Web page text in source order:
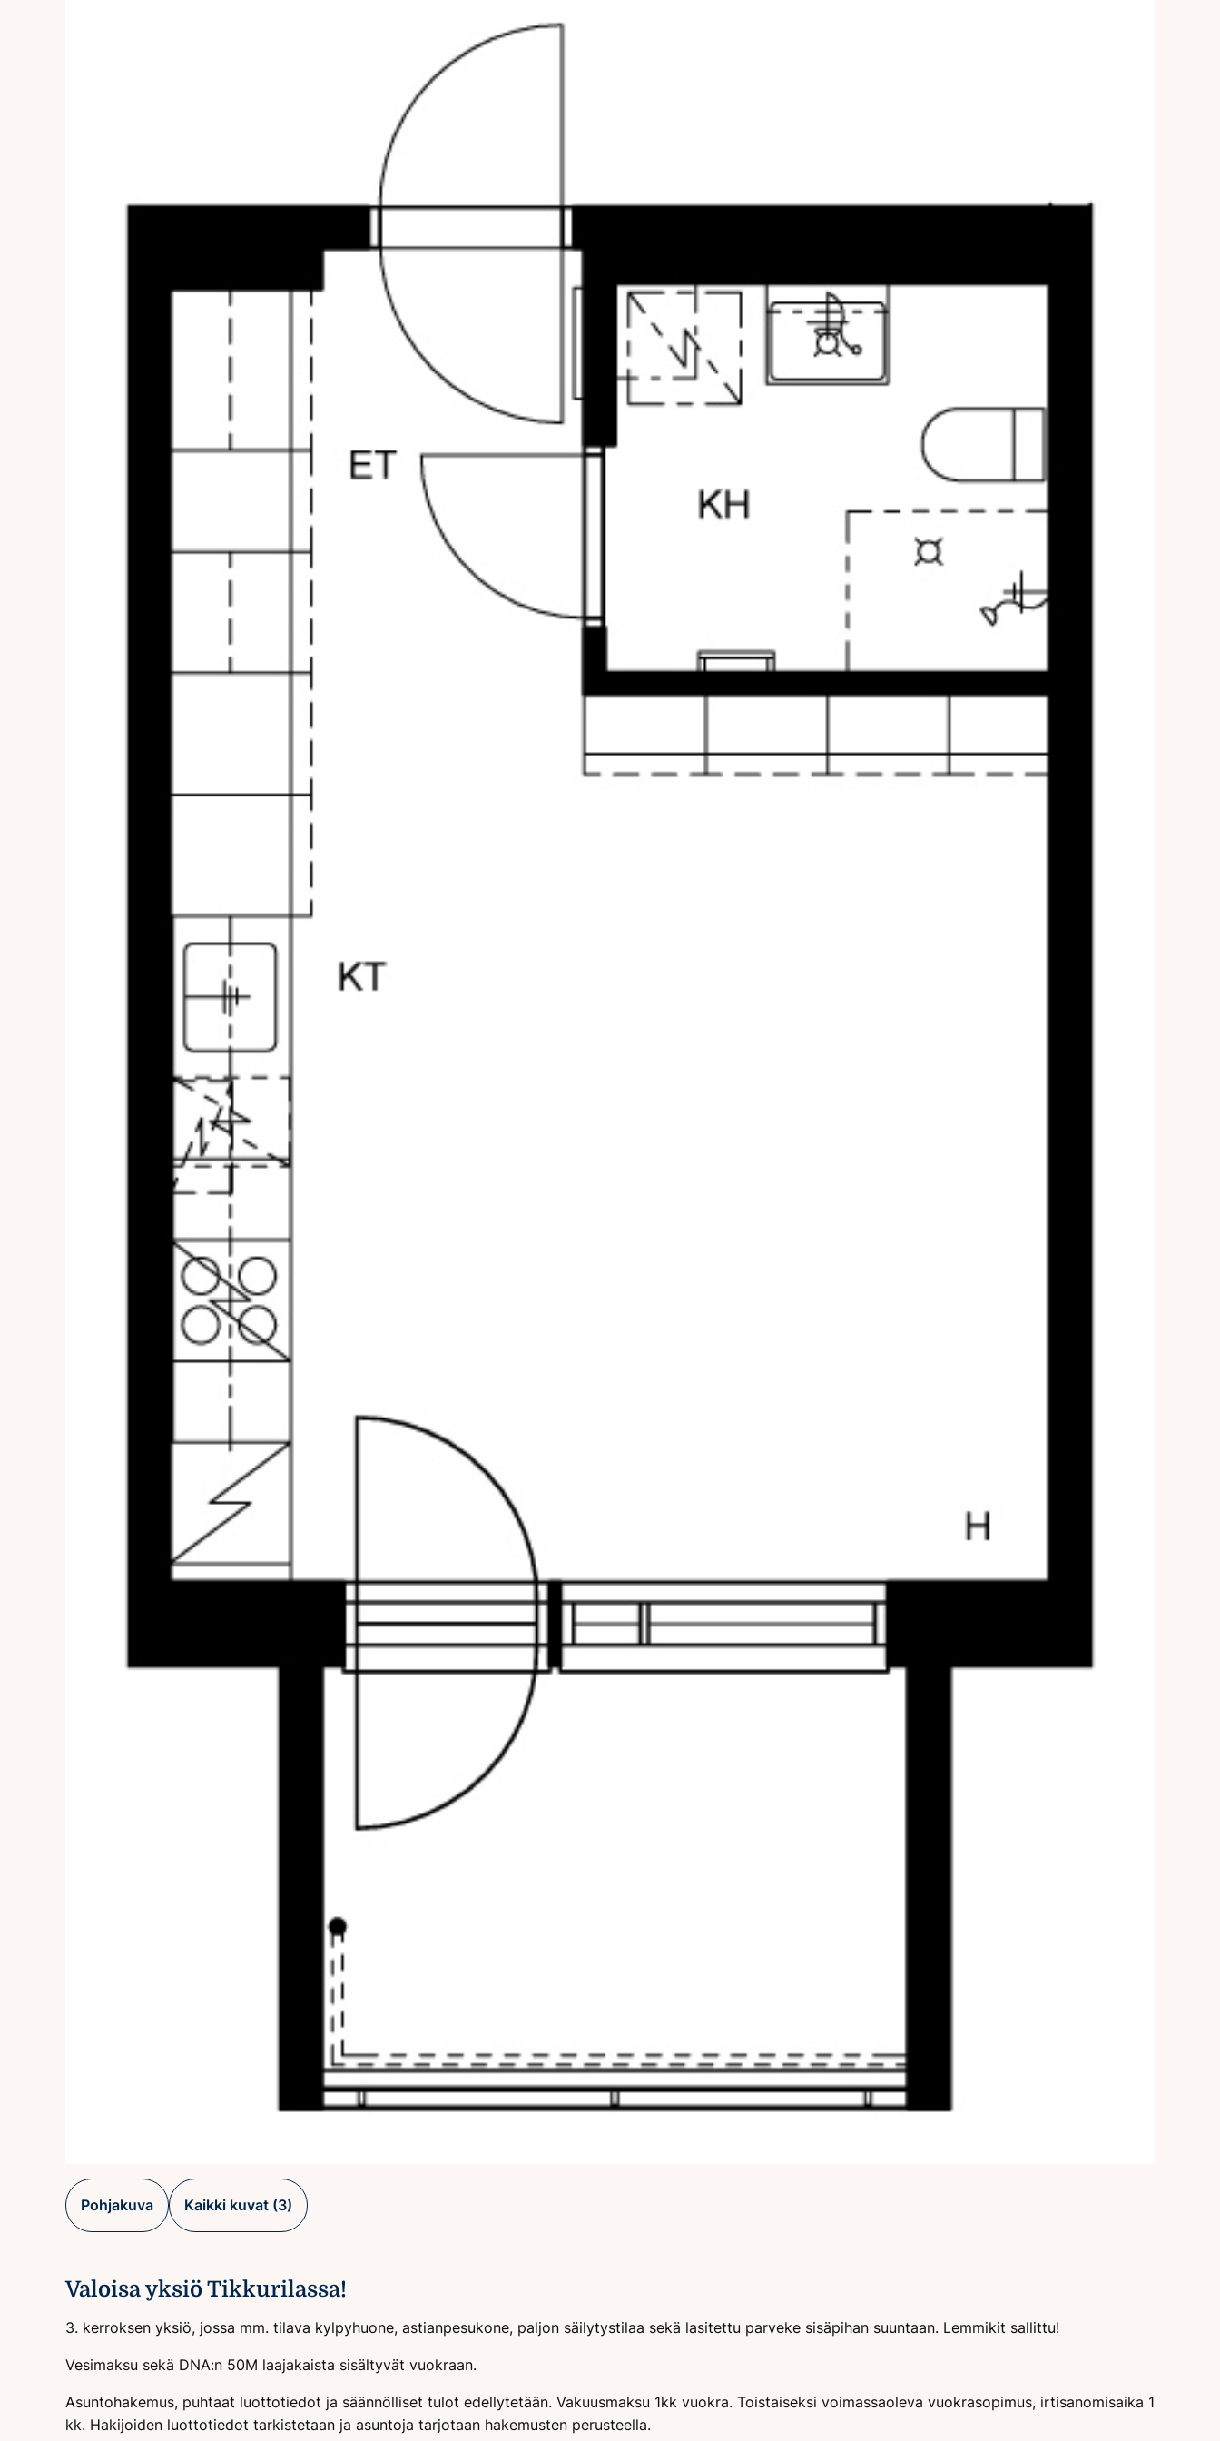
Pohjakuva Kaikki kuvat (3)
Valoisa yksiö Tikkurilassa!
3. kerroksen yksiö, jossa mm. tilava kylpyhuone, astianpesukone, paljon säilytystilaa sekä lasitettu parveke sisäpihan suuntaan. Lemmikit sallittu!
Vesimaksu sekä DNA:n 50M laajakaista sisältyvät vuokraan.
Asuntohakemus, puhtaat luottotiedot ja säännölliset tulot edellytetään. Vakuusmaksu 1kk vuokra. Toistaiseksi voimassaoleva vuokrasopimus, irtisanomisaika 1
kk. Hakijoiden luottotiedot tarkistetaan ja asuntoja tarjotaan hakemusten perusteella.